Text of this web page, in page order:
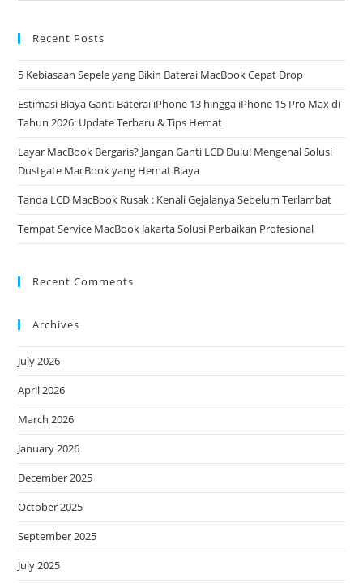
Recent Posts
5 Kebiasaan Sepele yang Bikin Baterai MacBook Cepat Drop
Estimasi Biaya Ganti Baterai iPhone 13 hingga iPhone 15 Pro Max di
Tahun 2026: Update Terbaru & Tips Hemat
Layar MacBook Bergaris? Jangan Ganti LCD Dulu! Mengenal Solusi
Dustgate MacBook yang Hemat Biaya
Tanda LCD MacBook Rusak : Kenali Gejalanya Sebelum Terlambat
Tempat Service MacBook Jakarta Solusi Perbaikan Profesional
Recent Comments
Archives
July 2026
April 2026
March 2026
January 2026
December 2025
October 2025
September 2025
July 2025